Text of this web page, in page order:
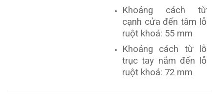
Khoảng cách từ
cạnh cửa đến tâm lỗ
ruột khoá: 55 mm
Khoảng cách từ lỗ
trục tay nắm đến lỗ
ruột khoá: 72 mm